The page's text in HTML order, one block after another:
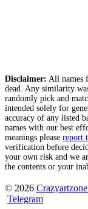
Disclaimer: All names
dead. Any similarity
randomly pick and
intended solely for
accuracy of any listed
names with our best
meanings please report
verification before
your own risk and we
the contents or your
© 2026
Telegram